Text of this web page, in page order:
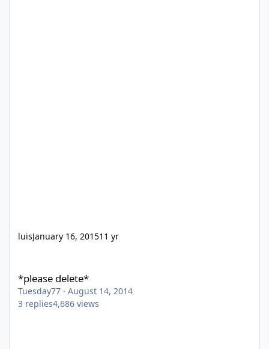
luisJanuary 16, 201511 yr
*please delete*
Tuesday77 · August 14, 2014
3 replies4,686 views